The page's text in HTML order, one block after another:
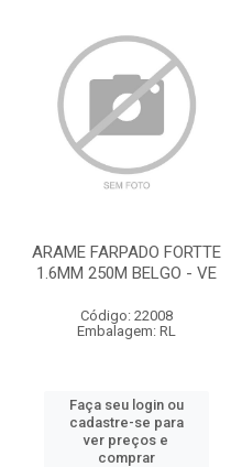
ARAME FARPADO FORTTE
1.6MM 250M BELGO - VE
Código: 22008
Embalagem: RL
Faça seu login ou
cadastre-se para
ver preços e
comprar